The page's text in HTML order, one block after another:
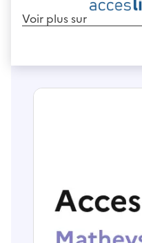
Voir plus sur